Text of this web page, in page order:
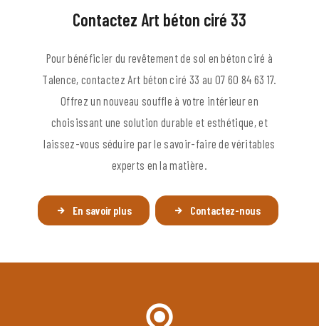
Contactez Art béton ciré 33
Pour bénéficier du revêtement de sol en béton ciré à
Talence, contactez Art béton ciré 33 au 07 60 84 63 17.
Offrez un nouveau souffle à votre intérieur en
choisissant une solution durable et esthétique, et
laissez-vous séduire par le savoir-faire de véritables
experts en la matière.
En savoir plus Contactez-nous